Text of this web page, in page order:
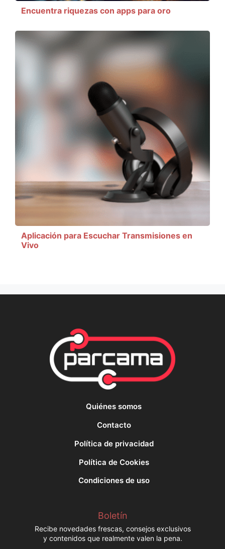
Encuentra riquezas con apps para oro
Aplicación para Escuchar Transmisiones en
Vivo
Quiénes somos
Contacto
Política de privacidad
Política de Cookies
Condiciones de uso
Boletín
Recibe novedades frescas, consejos exclusivos
y contenidos que realmente valen la pena.